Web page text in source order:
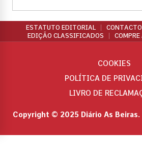
ESTATUTO EDITORIAL
EDIÇÃO CLASSIFICADOS
Copyright © 2025 Diário As
COOKIES
POLÍTICA DE
LIVRO DE